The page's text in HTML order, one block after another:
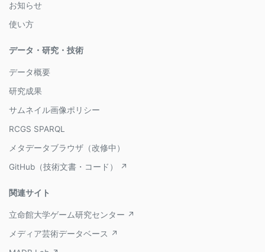
お知らせ
使い方
データ・研究・技術
データ概要
研究成果
サムネイル画像ポリシー
RCGS SPARQL
メタデータブラウザ（改修中）
GitHub（技術文書・コード） ↗
関連サイト
立命館大学ゲーム研究センター ↗
メディア芸術データベース ↗